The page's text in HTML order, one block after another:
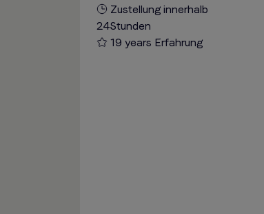
Zustellung innerhalb
24Stunden
19 years Erfahrung